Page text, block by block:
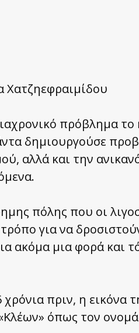
Χατζηεφραιμίδου
πρόβλημα
δημιουργούσε
αλλά και την
πόλης που οι
για να
ακόμα μια φορά και
πριν, η εικόνα
όπως τον